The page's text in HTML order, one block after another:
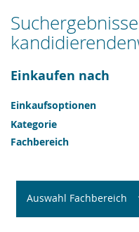
Einkaufen nach
Einkaufsoptionen
Kategorie
Fachbereich
Auswahl Fachbereich